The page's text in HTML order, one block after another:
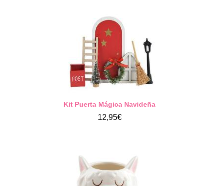
Kit Puerta Mágica Navideña
12,95€